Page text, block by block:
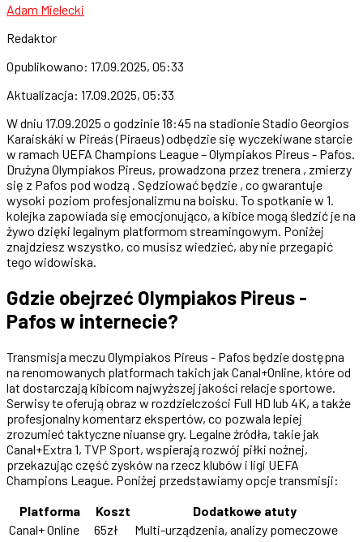
Adam Mielecki
Redaktor
Opublikowano: 17.09.2025, 05:33
Aktualizacja: 17.09.2025, 05:33
W dniu 17.09.2025 o godzinie 18:45 na stadionie Stadio Georgios
Karaiskáki w Pireás (Piraeus) odbędzie się wyczekiwane starcie
w ramach UEFA Champions League – Olympiakos Pireus - Pafos.
Drużyna Olympiakos Pireus, prowadzona przez trenera , zmierzy
się z Pafos pod wodzą . Sędziować będzie , co gwarantuje
wysoki poziom profesjonalizmu na boisku. To spotkanie w 1.
kolejka zapowiada się emocjonująco, a kibice mogą śledzić je na
żywo dzięki legalnym platformom streamingowym. Poniżej
znajdziesz wszystko, co musisz wiedzieć, aby nie przegapić
tego widowiska.
Gdzie obejrzeć Olympiakos Pireus -
Pafos w internecie?
Transmisja meczu Olympiakos Pireus - Pafos będzie dostępna
na renomowanych platformach takich jak Canal+Online, które od
lat dostarczają kibicom najwyższej jakości relacje sportowe.
Serwisy te oferują obraz w rozdzielczości Full HD lub 4K, a także
profesjonalny komentarz ekspertów, co pozwala lepiej
zrozumieć taktyczne niuanse gry. Legalne źródła, takie jak
Canal+Extra 1, TVP Sport, wspierają rozwój piłki nożnej,
przekazując część zysków na rzecz klubów i ligi UEFA
Champions League. Poniżej przedstawiamy opcje transmisji:
Platforma
Koszt
Dodatkowe atuty
Canal+ Online
65zł
Multi-urządzenia, analizy pomeczowe